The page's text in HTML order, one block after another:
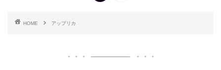
HOME アップリカ